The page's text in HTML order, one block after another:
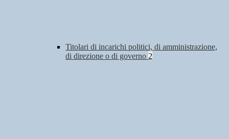
Titolari di incarichi politici, di amministrazione,
di direzione o di governo 2